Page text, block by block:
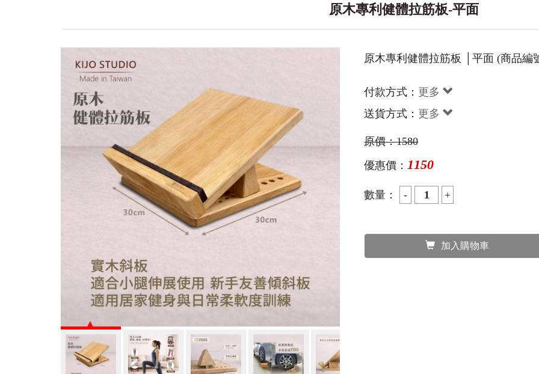
原木專利健體拉筋板-平面
原木專利健體拉筋板 │平面 (商品編
付款方式： 更多
送貨方式： 更多
原價：1580
優惠價：1150
數量：
加入購物車